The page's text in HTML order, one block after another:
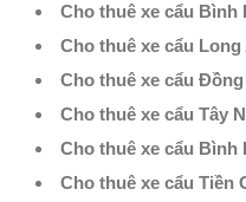
Cho thuê xe cẩu Bình
Cho thuê xe cẩu Long
Cho thuê xe cẩu Đồng
Cho thuê xe cẩu Tây
Cho thuê xe cẩu Bình
Cho thuê xe cẩu Tiền